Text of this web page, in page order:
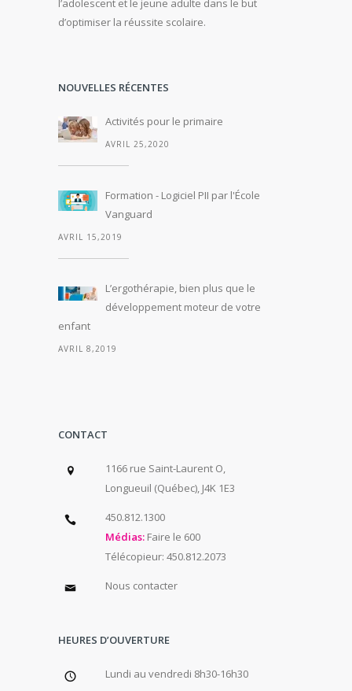
d’optimiser la réussite scolaire.
NOUVELLES RÉCENTES
Activités pour le primaire
AVRIL 25,2020
Formation - Logiciel PII par l'École
Vanguard
AVRIL 15,2019
L’ergothérapie, bien plus que le
développement moteur de votre
enfant
AVRIL 8,2019
CONTACT
1166 rue Saint-Laurent O,
Longueuil (Québec), J4K 1E3
450.812.1300
Médias: Faire le 600
Télécopieur: 450.812.2073
Nous contacter
HEURES D’OUVERTURE
Lundi au vendredi 8h30-16h30